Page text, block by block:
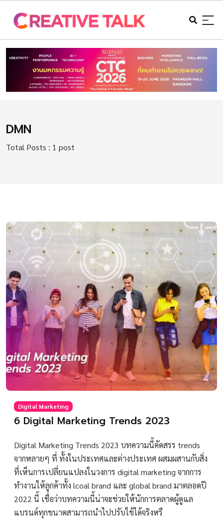
DMN
Total Posts : 1 post
Digital Marketing
6 Digital Marketing Trends 2023
Digital Marketing Trends 2023 บทความนี้คัดสรร trends
จากหลายๆ ที่ ทั้งในประเทศและต่างประเทศ ผสมผสานกับสิ่ง
ที่เห็นการเปลี่ยนแปลงในวงการ digital marketing จากการ
ทำงานให้ลูกค้าทั้ง lcoal brand และ global brand มาตลอดปี
2022 นี้ เชื่อว่าบทความนี้น่าจะช่วยให้นักการตลาดผู้ดูแล
แบรนด์ทุกขนาดสามารถนำไปปรับใช้ได้จริงหรื